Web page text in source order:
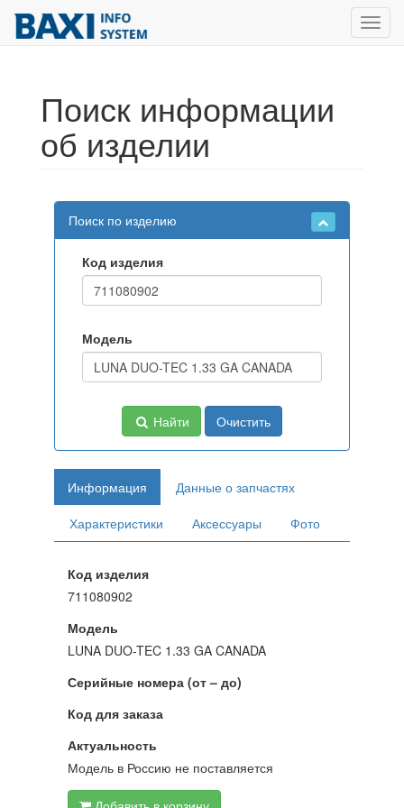
Поиск информации
об изделии
Поиск по изделию
Код изделия
Модель
Найти Очистить
Информация
Данные о запчастях
Характеристики
Аксессуары Фото
Код изделия
711080902
Модель
LUNA DUO-TEC 1.33 GA CANADA
Серийные номера (от – до)
Код для заказа
Актуальность
Модель в Россию не поставляется